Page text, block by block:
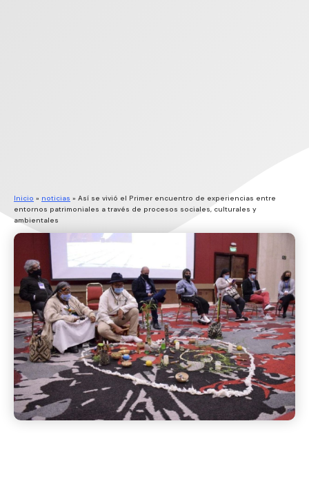
Inicio » noticias » Así se vivió el Primer encuentro de experiencias entre
entornos patrimoniales a través de procesos sociales, culturales y
ambientales